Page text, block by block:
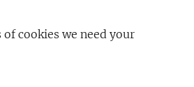
cookies we need your